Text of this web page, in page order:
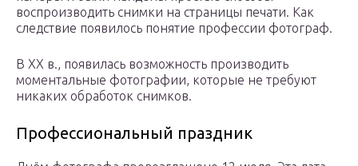
воспроизводить снимки на страницы печати. Как
следствие появилось понятие профессии фотограф.
В XX в., появилась возможность производить
моментальные фотографии, которые не требуют
никаких обработок снимков.
Профессиональный праздник